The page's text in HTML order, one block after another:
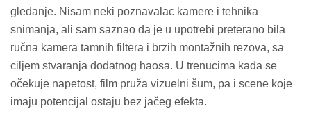
gledanje. Nisam neki poznavalac kamere i tehnika
snimanja, ali sam saznao da je u upotrebi preterano bila
ručna kamera tamnih filtera i brzih montažnih rezova, sa
ciljem stvaranja dodatnog haosa. U trenucima kada se
očekuje napetost, film pruža vizuelni šum, pa i scene koje
imaju potencijal ostaju bez jačeg efekta.